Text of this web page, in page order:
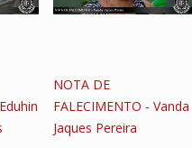
NOTA DE
FALECIMENTO - Vanda
Jaques Pereira